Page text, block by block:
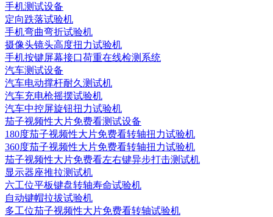
手机测试设备
定向跌落试验机
手机弯曲弯折试验机
摄像头镜头高度扭力试验机
手机按键屏幕接口荷重在线检测系统
汽车测试设备
汽车电动撑杆耐久测试机
汽车充电枪摇摆试验机
汽车中控屏旋钮扭力试验机
茄子视频性大片免费看测试设备
180度茄子视频性大片免费看转轴扭力试验机
360度茄子视频性大片免费看转轴扭力试验机
茄子视频性大片免费看左右键异步打击测试机
显示器座推拉测试机
六工位平板键盘转轴寿命试验机
自动键帽拉拔试验机
多工位茄子视频性大片免费看转轴试验机